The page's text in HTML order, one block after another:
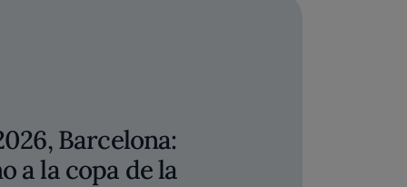
Barcelona:
a la copa de la